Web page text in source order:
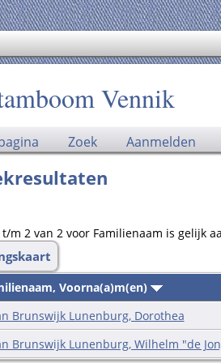
Vennik
Zoek Aanmelden
m 2 van 2 voor Familienaam is gelijk
Voorna(a)m(en)
Brunswijk Lunenburg, Dorothea
Brunswijk Lunenburg, Wilhelm "de